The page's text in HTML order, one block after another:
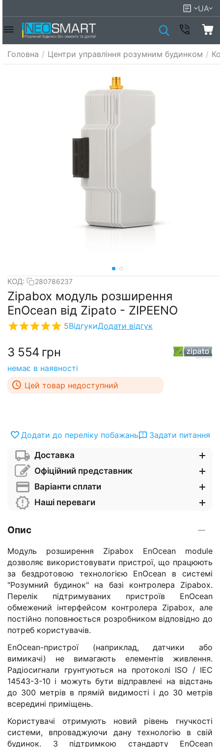
UA
Головна / Центри управління розумним будинком /
КОД: 280786237
Zipabox модуль розширення
EnOcean від Zipato - ZIPEENO
5ВідгукиДодати відгук
3 554 грн
немає в наявності
Цей товар недоступний
Додати до переліку побажань Задати питання
Доставка
Офіційний представник
Варіанти сплати
Наші переваги
Опис
Модуль розширення Zipabox EnOcean module
дозволяє використовувати пристрої, що працюють
за бездротовою технологією EnOcean в системі
"Розумний будинок" на базі контролера Zipabox.
Перелік підтримуваних пристроїв EnOcean
обмежений інтерфейсом контролера Zipabox, але
постійно поповнюється розробником відповідно до
потреб користувачів.
EnOcean-пристрої (наприклад, датчики або
вимикачі) не вимагають елементів живлення.
Радіосигнали грунтуються на протоколі ISO / IEC
14543-3-10 і можуть бути відправлені на відстань
до 300 метрів в прямій видимості і до 30 метрів
всередині приміщень.
Користувачі отримують новий рівень гнучкості
системи, впроваджуючи дану технологію в свій
будинок. З підтримкою стандарту EnOcean